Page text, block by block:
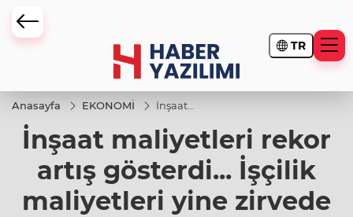
TR
Anasayfa EKONOMİ
İnşaat
rekor artış
gösterdi...
İşçilik
maliyetleri
yine
zirvede
İnşaat maliyetleri rekor
artış gösterdi... İşçilik
maliyetleri yine zirvede